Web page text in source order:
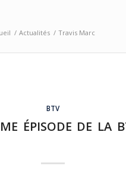
/ Actualités / Travis Marc
BTV
ÉPISODE DE LA